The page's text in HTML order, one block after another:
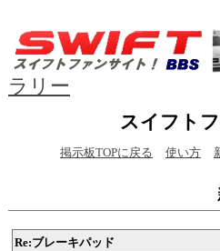
ラリー
スイフト
掲示板TOPに戻る 使い方
Re:ブレーキパッド